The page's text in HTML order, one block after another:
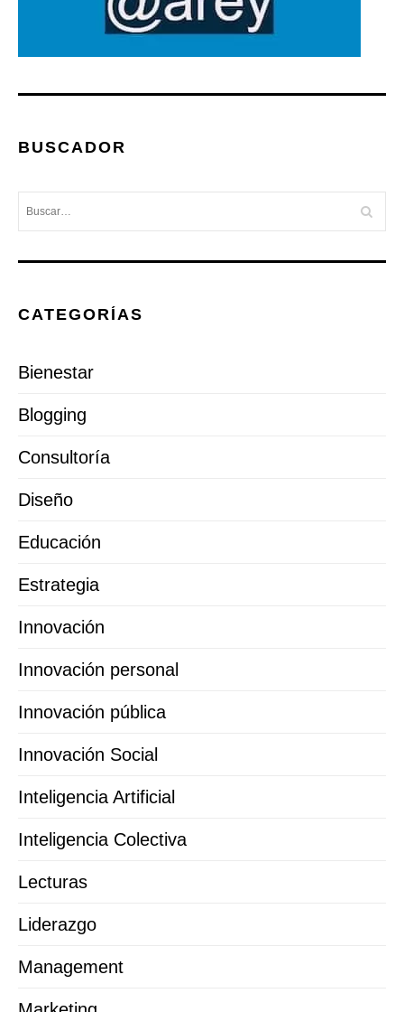
BUSCADOR
CATEGORÍAS
Bienestar
Blogging
Consultoría
Diseño
Educación
Estrategia
Innovación
Innovación personal
Innovación pública
Innovación Social
Inteligencia Artificial
Inteligencia Colectiva
Lecturas
Liderazgo
Management